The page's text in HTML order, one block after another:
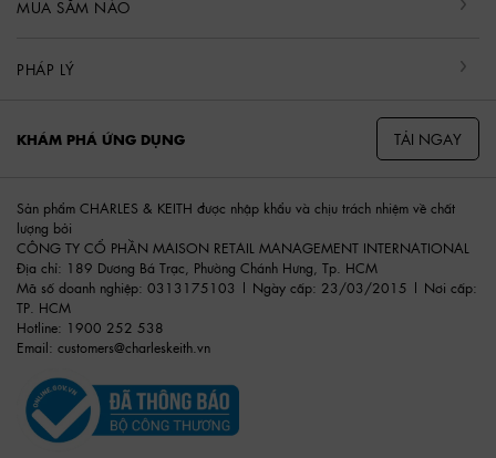
MUA SẮM NÀO
PHÁP LÝ
KHÁM PHÁ ỨNG DỤNG TẢI NGAY
Sản phẩm CHARLES & KEITH được nhập khẩu và chịu trách nhiệm về chất
lượng bởi
CÔNG TY CỔ PHẦN MAISON RETAIL MANAGEMENT INTERNATIONAL
Địa chỉ: 189 Dương Bá Trạc, Phường Chánh Hưng, Tp. HCM
Mã số doanh nghiệp: 0313175103 | Ngày cấp: 23/03/2015 | Nơi cấp:
TP. HCM
Hotline: 1900 252 538
Email: customers@charleskeith.vn